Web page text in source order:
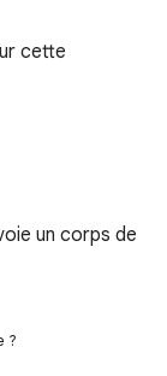
cette
un corps de
?